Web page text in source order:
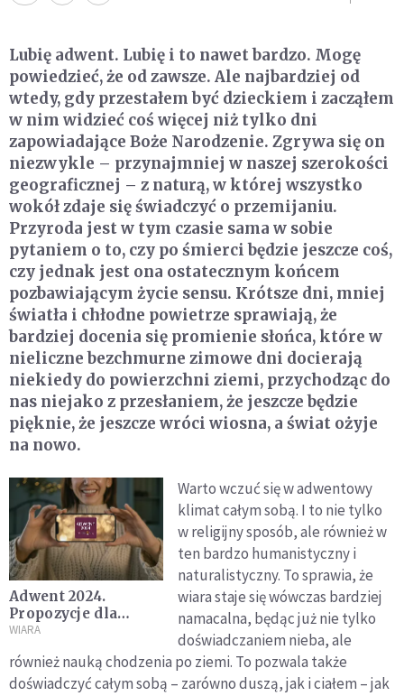
Lubię adwent. Lubię i to nawet bardzo. Mogę
powiedzieć, że od zawsze. Ale najbardziej od
wtedy, gdy przestałem być dzieckiem i zacząłem
w nim widzieć coś więcej niż tylko dni
zapowiadające Boże Narodzenie. Zgrywa się on
niezwykle – przynajmniej w naszej szerokości
geograficznej – z naturą, w której wszystko
wokół zdaje się świadczyć o przemijaniu.
Przyroda jest w tym czasie sama w sobie
pytaniem o to, czy po śmierci będzie jeszcze coś,
czy jednak jest ona ostatecznym końcem
pozbawiającym życie sensu. Krótsze dni, mniej
światła i chłodne powietrze sprawiają, że
bardziej docenia się promienie słońca, które w
nieliczne bezchmurne zimowe dni docierają
niekiedy do powierzchni ziemi, przychodząc do
nas niejako z przesłaniem, że jeszcze będzie
pięknie, że jeszcze wróci wiosna, a świat ożyje
na nowo.
Adwent 2024.
Propozycje dla
czytelników
WIARA
Warto wczuć się w adwentowy
klimat całym sobą. I to nie tylko
w religijny sposób, ale również w
ten bardzo humanistyczny i
naturalistyczny. To sprawia, że
wiara staje się wówczas bardziej
namacalna, będąc już nie tylko
doświadczaniem nieba, ale
również nauką chodzenia po ziemi. To pozwala także
doświadczyć całym sobą – zarówno duszą, jak i ciałem – jak